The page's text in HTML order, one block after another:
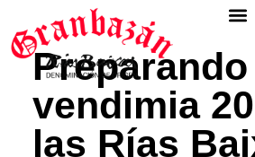
vendimia
las Rías